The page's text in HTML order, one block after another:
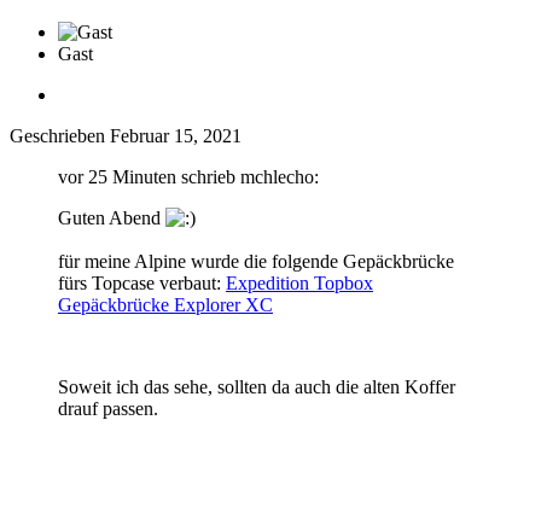
Gast
Geschrieben Februar 15, 2021
vor 25 Minuten schrieb mchlecho:
Guten Abend
für meine Alpine wurde die folgende Gepäckbrücke
fürs Topcase verbaut: Expedition Topbox
Gepäckbrücke Explorer XC
Soweit ich das sehe, sollten da auch die alten Koffer
drauf passen.